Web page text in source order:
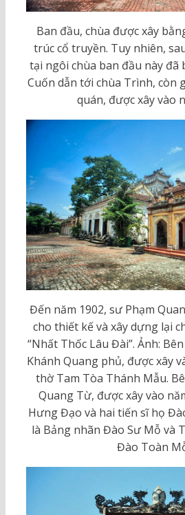
Ban đầu, chùa được xây
trúc cổ truyền. Tuy nhiên,
tại ngôi chùa ban đầu này đã
Cuốn dẫn tới chùa Trình, còn
quán, được xây vào
Đến năm 1902, sư Phạm
cho thiết kế và xây dựng lại
“Nhất Thốc Lâu Đài”. Ảnh:
Khánh Quang phủ, được xây
thờ Tam Tòa Thánh Mẫu.
Quang Từ, được xây vào
Hưng Đạo và hai tiến sĩ họ
là Bảng nhãn Đào Sư Mỗ và
Đào Toàn